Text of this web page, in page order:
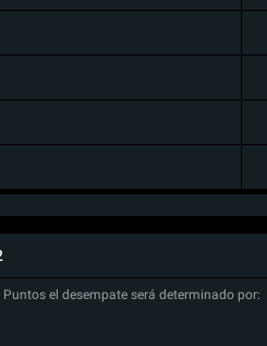
el desempate será determinado por: